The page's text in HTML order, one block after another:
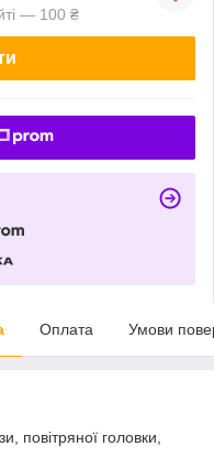
— 100 ₴
Оплата Умови
повітряної головки,